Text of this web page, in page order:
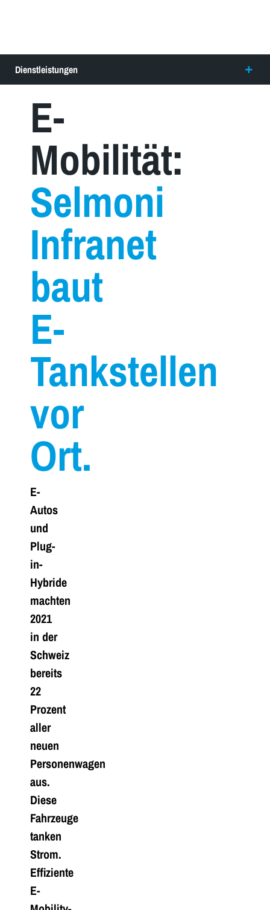
Dienstleistungen
E-
Mobilität:
Selmoni
Infranet
baut
E-
Tankstellen
vor
Ort.
E-
Autos
und
Plug-
in-
Hybride
machten
2021
in der
Schweiz
bereits
22
Prozent
aller
neuen
Personenwagen
aus.
Diese
Fahrzeuge
tanken
Strom.
Effiziente
E-